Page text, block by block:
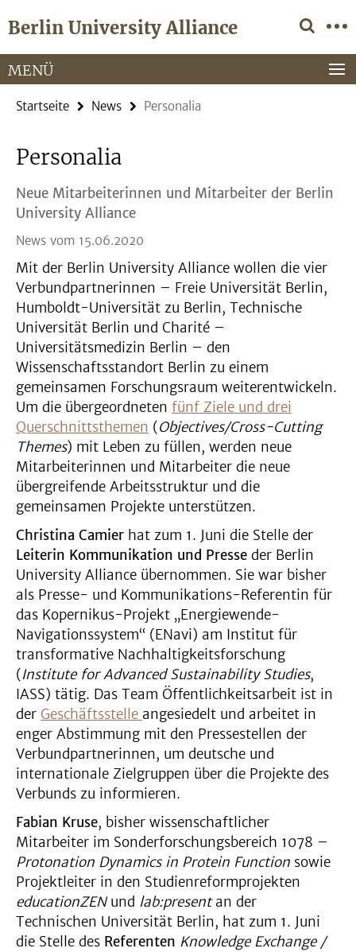
direkt
Inhalt
Berlin University Alliance
Service-
Navigation
MENÜ
Startseite News Personalia
Personalia
Neue Mitarbeiterinnen und Mitarbeiter der Berlin
University Alliance
News vom 15.06.2020
Mit der Berlin University Alliance wollen die vier
Verbundpartnerinnen – Freie Universität Berlin,
Humboldt-Universität zu Berlin, Technische
Universität Berlin und Charité –
Universitätsmedizin Berlin – den
Wissenschaftsstandort Berlin zu einem
gemeinsamen Forschungsraum weiterentwickeln.
Um die übergeordneten fünf Ziele und drei
Querschnittsthemen (Objectives/Cross-Cutting
Themes) mit Leben zu füllen, werden neue
Mitarbeiterinnen und Mitarbeiter die neue
übergreifende Arbeitsstruktur und die
gemeinsamen Projekte unterstützen.
Christina Camier hat zum 1. Juni die Stelle der
Leiterin Kommunikation und Presse der Berlin
University Alliance übernommen. Sie war bisher
als Presse- und Kommunikations-Referentin für
das Kopernikus-Projekt „Energiewende-
Navigationssystem“ (ENavi) am Institut für
transformative Nachhaltigkeitsforschung
(Institute for Advanced Sustainability Studies,
IASS) tätig. Das Team Öffentlichkeitsarbeit ist in
der Geschäftsstelle angesiedelt und arbeitet in
enger Abstimmung mit den Pressestellen der
Verbundpartnerinnen, um deutsche und
internationale Zielgruppen über die Projekte des
Verbunds zu informieren.
Fabian Kruse, bisher wissenschaftlicher
Mitarbeiter im Sonderforschungsbereich 1078 –
Protonation Dynamics in Protein Function sowie
Projektleiter in den Studienreformprojekten
educationZENund lab:presentan der
Technischen Universität Berlin, hat zum 1. Juni
die Stelle des Referenten Knowledge Exchange /